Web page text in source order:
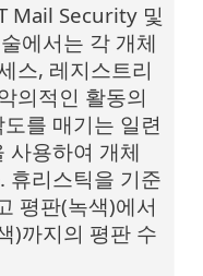
Mail Security 및
에서는 각 개체
스, 레지스트리
의적인 활동의
를 매기는 일련
사용하여 개체
휴리스틱을 기준
평판(녹색)에서
)까지의 평판 수